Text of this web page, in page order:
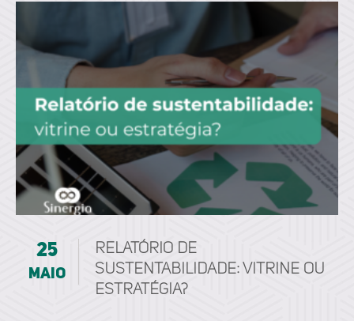
25
maio
Relatório de
sustentabilidade: vitrine ou
estratégia?